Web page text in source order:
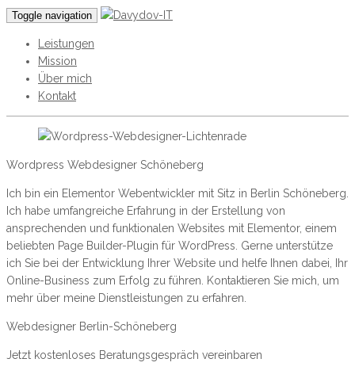
Toggle navigation
Leistungen
Mission
Über mich
Kontakt
Wordpress Webdesigner Schöneberg
Ich bin ein Elementor Webentwickler mit Sitz in Berlin Schöneberg.
Ich habe umfangreiche Erfahrung in der Erstellung von
ansprechenden und funktionalen Websites mit Elementor, einem
beliebten Page Builder-Plugin für WordPress. Gerne unterstütze
ich Sie bei der Entwicklung Ihrer Website und helfe Ihnen dabei, Ihr
Online-Business zum Erfolg zu führen. Kontaktieren Sie mich, um
mehr über meine Dienstleistungen zu erfahren.
Webdesigner Berlin-Schöneberg
Jetzt kostenloses Beratungsgespräch vereinbaren